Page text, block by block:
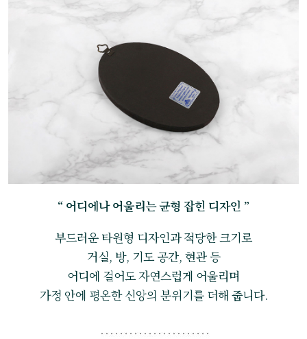
“ 어디에나 어울리는 균형 잡힌 디자인 ”
부드러운 타원형 디자인과 적당한 크기로
거실, 방, 기도 공간, 현관 등
어디에 걸어도 자연스럽게 어울리며
가정 안에 평온한 신앙의 분위기를 더해 줍니다.